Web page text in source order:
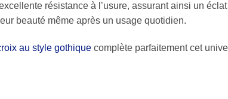
résistance à l’usure, assurant ainsi un
beauté même après un usage quotidien.
au style gothique complète parfaitement cet